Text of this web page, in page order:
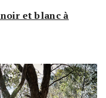
et blanc à